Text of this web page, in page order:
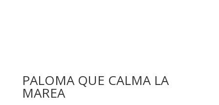
PALOMA QUE CALMA LA
MAREA